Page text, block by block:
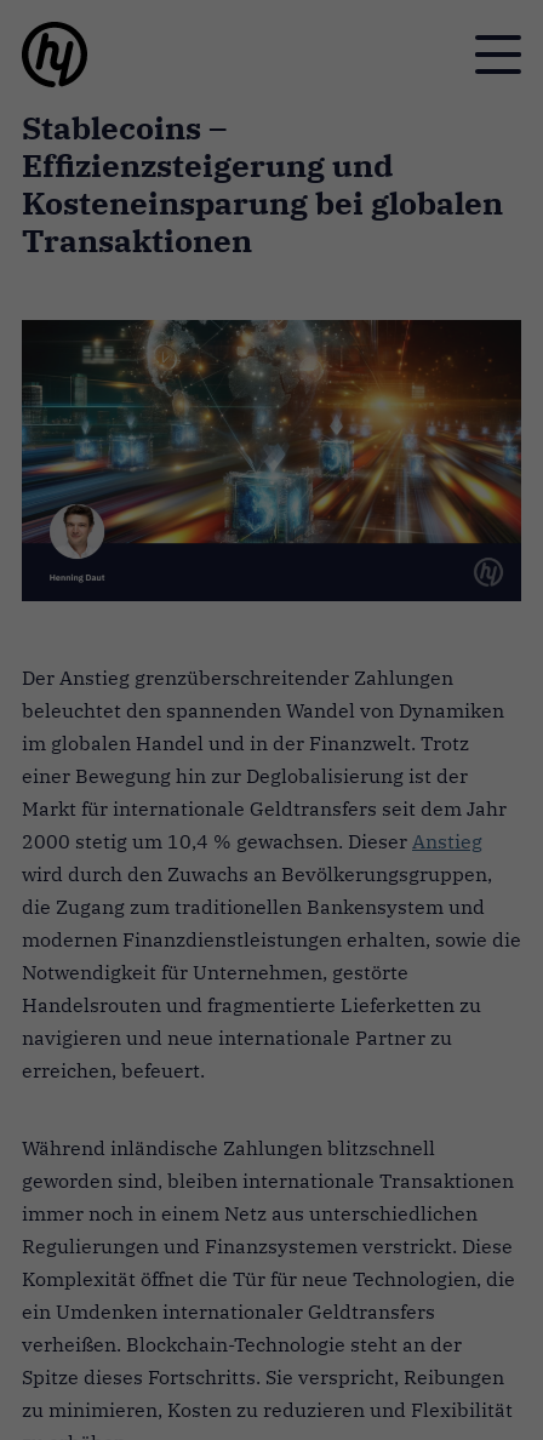
Toggle
Stablecoins –
Effizienzsteigerung und
Kosteneinsparung bei globalen
Transaktionen
Der Anstieg grenzüberschreitender Zahlungen
beleuchtet den spannenden Wandel von Dynamiken
im globalen Handel und in der Finanzwelt. Trotz
einer Bewegung hin zur Deglobalisierung ist der
Markt für internationale Geldtransfers seit dem Jahr
2000 stetig um 10,4 % gewachsen. Dieser Anstieg
wird durch den Zuwachs an Bevölkerungsgruppen,
die Zugang zum traditionellen Bankensystem und
modernen Finanzdienstleistungen erhalten, sowie die
Notwendigkeit für Unternehmen, gestörte
Handelsrouten und fragmentierte Lieferketten zu
navigieren und neue internationale Partner zu
erreichen, befeuert.
Während inländische Zahlungen blitzschnell
geworden sind, bleiben internationale Transaktionen
immer noch in einem Netz aus unterschiedlichen
Regulierungen und Finanzsystemen verstrickt. Diese
Komplexität öffnet die Tür für neue Technologien, die
ein Umdenken internationaler Geldtransfers
verheißen. Blockchain-Technologie steht an der
Spitze dieses Fortschritts. Sie verspricht, Reibungen
zu minimieren, Kosten zu reduzieren und Flexibilität